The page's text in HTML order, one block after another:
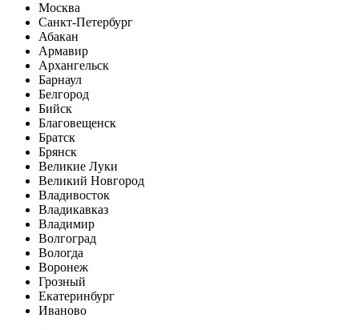
Москва
Санкт-Петербург
Абакан
Армавир
Архангельск
Барнаул
Белгород
Бийск
Благовещенск
Братск
Брянск
Великие Луки
Великий Новгород
Владивосток
Владикавказ
Владимир
Волгоград
Вологда
Воронеж
Грозный
Екатеринбург
Иваново